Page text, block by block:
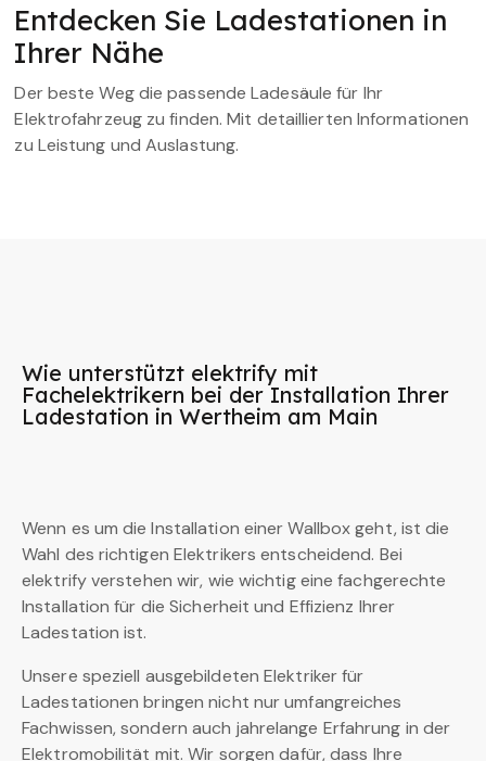
Entdecken Sie Ladestationen in
Ihrer Nähe
Der beste Weg die passende Ladesäule für Ihr
Elektrofahrzeug zu finden. Mit detaillierten Informationen
zu Leistung und Auslastung.
Wie unterstützt elektrify mit
Fachelektrikern bei der Installation Ihrer
Ladestation in Wertheim am Main
Wenn es um die Installation einer Wallbox geht, ist die
Wahl des richtigen Elektrikers entscheidend. Bei
elektrify verstehen wir, wie wichtig eine fachgerechte
Installation für die Sicherheit und Effizienz Ihrer
Ladestation ist.
Unsere speziell ausgebildeten Elektriker für
Ladestationen bringen nicht nur umfangreiches
Fachwissen, sondern auch jahrelange Erfahrung in der
Elektromobilität mit. Wir sorgen dafür, dass Ihre